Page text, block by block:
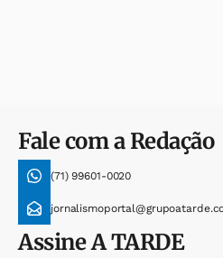
Fale com a Redação
(71) 99601-0020
AssineA TARDE